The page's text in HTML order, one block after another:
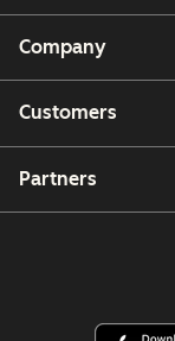
Company
Customers
Partners